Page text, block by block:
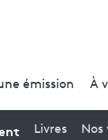
émission À
Livres Nos